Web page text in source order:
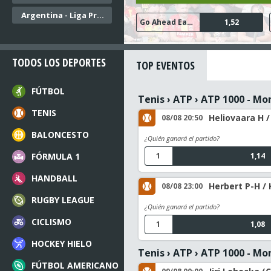
Argentina - Liga Profesional
1,17
PSV Eindhoven 4,30
Sparta Rotterdam 1,52
Go Ahead Eagles 1,38
AZ Alkmaar 2,35
FC Groningen
TODOS LOS DEPORTES
FÚTBOL
TENIS
BALONCESTO
FÓRMULA 1
HANDBALL
RUGBY LEAGUE
CICLISMO
HOCKEY HIELO
FÚTBOL AMERICANO
TOP EVENTOS
Tenis› ATP › ATP 1000 -
08/08 20:50 Heliovaara H
¿Quién ganará el partido?
1,14
1
08/08 23:00 Herbert P-H /
¿Quién ganará el partido?
1,08
1
Tenis› ATP › ATP 1000 -